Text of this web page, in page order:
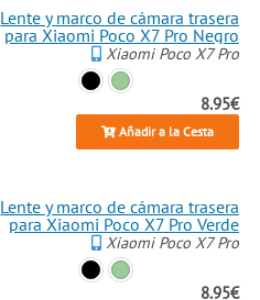
Lente y marco de cámara trasera
para Xiaomi Poco X7 Pro Negro
Xiaomi Poco X7 Pro
8.95€
Añadir a la Cesta
Lente y marco de cámara trasera
para Xiaomi Poco X7 Pro Verde
Xiaomi Poco X7 Pro
8.95€